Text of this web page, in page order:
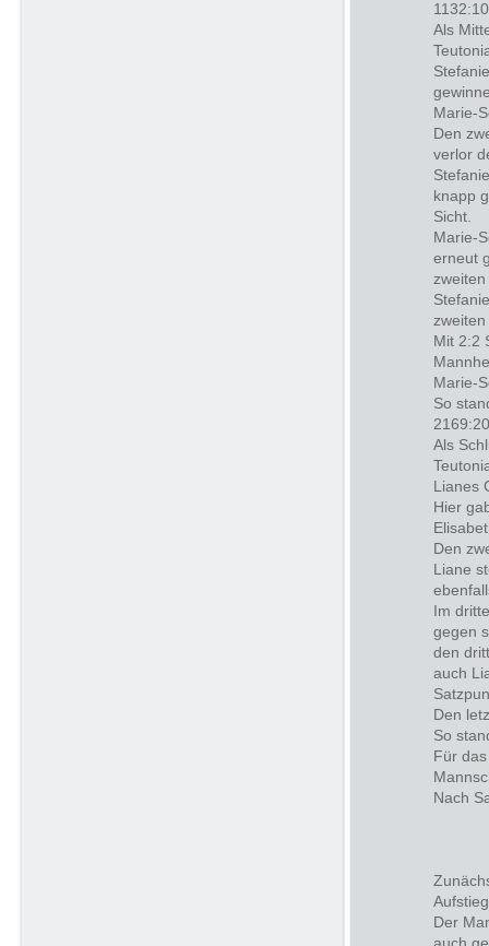
Als
Marie-
Den
verlor
knapp
Sicht.
Marie-
erneut
Mit 2:2
Marie-
So
Als
Lianes
Hier
Den
Liane
Im
gegen
den
auch
Den
So
Für
Nach
Der